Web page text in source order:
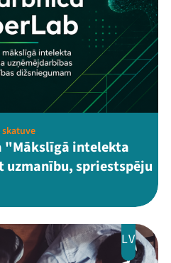
"Mākslīgā intelekta
uzmanību, spriestspēju
LV